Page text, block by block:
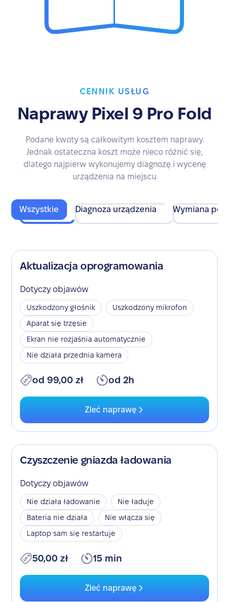
CENNIK USŁUG
Naprawy Pixel 9 Pro Fold
Podane kwoty są całkowitym kosztem naprawy.
Jednak ostateczna koszt może nieco różnić się,
dlatego najpierw wykonujemy diagnozę i wycenę
urządzenia na miejscu
Wszystkie Diagnoza urządzenia Wymiana
Aktualizacja oprogramowania
Dotyczy objawów
Uszkodzony głośnik
Uszkodzony mikrofon
Aparat się trzęsie
Ekran nie rozjaśnia automatycznie
Nie działa przednia kamera
od 99,00 zł od 2h
Zleć naprawę
Czyszczenie gniazda ładowania
Dotyczy objawów
Nie działa ładowanie
Nie ładuje
Bateria nie działa
Nie włącza się
Laptop sam się restartuje
50,00 zł 15 min
Zleć naprawę